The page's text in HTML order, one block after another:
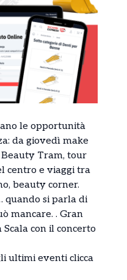
le opportunità
da giovedì make
Tram, tour
centro e viaggi tra
beauty corner.
quando si parla di
mancare. . Gran
con il concerto
ultimi eventi clicca